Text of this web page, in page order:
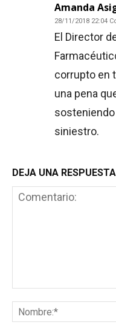
Amanda
28/11/2018 22:04
El Director
corrupto en
una pena
siniestro.
DEJA UNA RESPUESTA